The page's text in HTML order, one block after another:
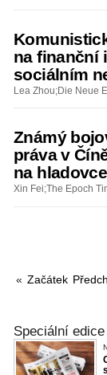
na finanční
sociálním
Lea Zhou;Die Neue
Známý
práva v
na hladovce
Xin Fei;The Epoch
« Začátek
Speciální edice